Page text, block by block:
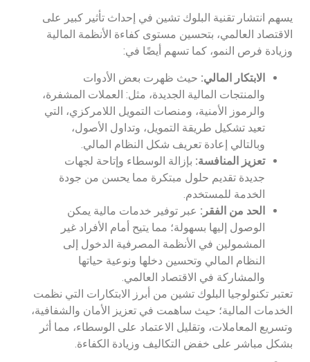
يسهم انتشار تقنية البلوك تشين في إحداث تأثير كبير على
الاقتصاد العالمي، بتحسين مستوى كفاءة الأنظمة المالية
وزيادة فرص النمو، كما تسهم أيضًا في:
الابتكار المالي: حيث ظهرت بعض الأدوات
والمنتجات المالية الجديدة، مثل: العملات المشفرة،
والرموز الأمنية، ومنصات التمويل اللامركزي، التي
تعيد تشكيل طريقة التمويل، وتداول الأصول،
وبالتالي إعادة تعريف شكل النظام المالي.
تعزيز المنافسة: بإزالة الوسطاء وإتاحة لجهات
جديدة تقديم حلول مبتكرة مما يحسن من جودة
الخدمة للمستخدم.
الحد من الفقر: عبر توفير خدمات مالية يمكن
الوصول إليها بسهولة؛ مما يتيح أمام الأفراد غير
المشمولين في الأنظمة المصرفية الدخول إلى
النظام المالي وتحسين دخلها ونوعية حياتها
والمشاركة في الاقتصاد العالمي.
تعتبر تكنولوجيا البلوك تشين من أبرز الابتكارات التي نظمت
الخدمات المالية؛ حيث ساهمت في تعزيز الأمان والشفافية،
وتسريع المعاملات، وتقليل الاعتماد على الوسطاء، مما أثر
بشكل مباشر على خفض التكاليف وزيادة الكفاءة.